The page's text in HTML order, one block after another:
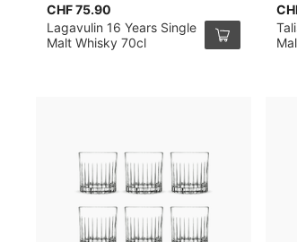
CHF 75.90
Lagavulin 16 Years Single
Malt Whisky 70cl